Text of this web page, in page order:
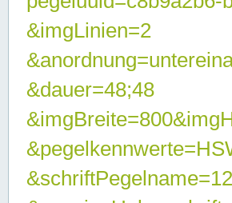
&imgLinien=2
&dauer=48;48